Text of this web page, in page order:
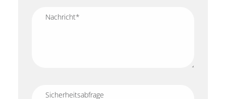
Nachricht*
Sicherheitsabfrage